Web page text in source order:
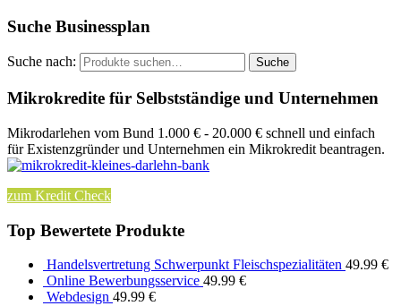
Suche Businessplan
Suche nach: Suche
Mikrokredite für Selbstständige und Unternehmen
Mikrodarlehen vom Bund 1.000 € - 20.000 € schnell und einfach
für Existenzgründer und Unternehmen ein Mikrokredit beantragen.
zum Kredit Check
Top Bewertete Produkte
Handelsvertretung Schwerpunkt Fleischspezialitäten 49.99 €
Online Bewerbungsservice 49.99 €
Webdesign 49.99 €